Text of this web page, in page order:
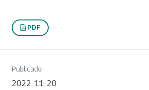
PDF
Publicado
2022-11-20